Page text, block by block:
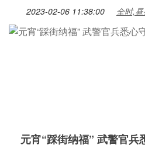
2023-02-06 11:38:00 全时,
元宵“踩街纳福” 武警官兵